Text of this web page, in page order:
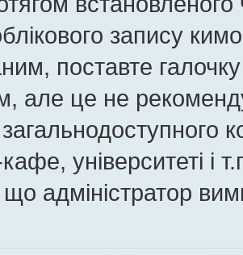
запису
поставте
але це не
кафе, університеті і
що адміністратор